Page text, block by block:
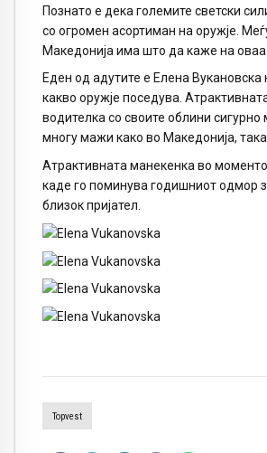
Познато е дека големите светски
со огромен асортиман на оружје.
Македонија има што да каже на оваа
Еден од адутите е Елена Вукановска
какво оружје поседува.
водителка со своите облини сигурно
многу мажи како во Македонија,
Атрактивната манекенка во
каде го поминува годишниот одмор
близок пријател.
Topvest